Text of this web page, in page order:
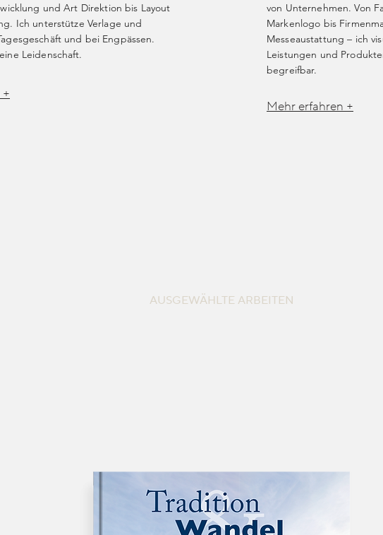
und Art Direktion bis Layout
Ich unterstütze Verlage und
und bei Engpässen.
Leidenschaft.
von Unternehmen. Von
Markenlogo bis
Messeaustattung – ich
Leistungen und
begreifbar.
Mehr erfahren +
AUSGEWÄHLTE ARBEITEN